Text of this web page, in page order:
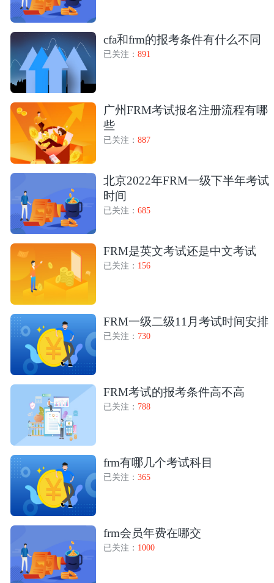
cfa和frm的报考条件有什么不同
已关注： 891
广州FRM考试报名注册流程有哪
些
已关注： 887
北京2022年FRM一级下半年考试
时间
已关注： 685
FRM是英文考试还是中文考试
已关注： 156
FRM一级二级11月考试时间安排
已关注： 730
FRM考试的报考条件高不高
已关注： 788
frm有哪几个考试科目
已关注： 365
frm会员年费在哪交
已关注： 1000